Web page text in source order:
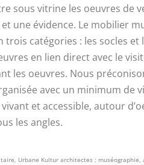
sous vitrine les oeuvres de
une évidence. Le mobilier
trois catégories : les socles et
en lien direct avec le
les oeuvres. Nous
avec un minimum de
et accessible, autour
les angles.
Urbane Kultur architectes ;